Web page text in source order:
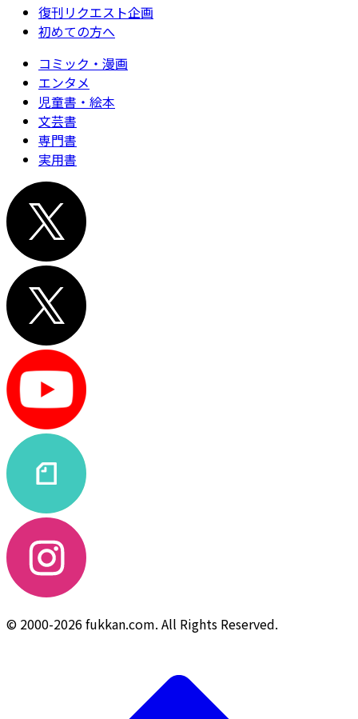
復刊リクエスト企画
初めての方へ
コミック・漫画
エンタメ
児童書・絵本
文芸書
専門書
実用書
© 2000-2026 fukkan.com. All Rights Reserved.